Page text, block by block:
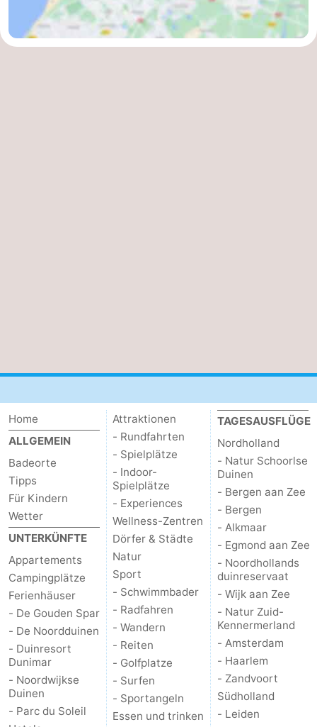
Rockanje
Wetter
Home
ALLGEMEIN
Badeorte
Tipps
Für Kindern
Wetter
UNTERKÜNFTE
Appartements
Campingplätze
Ferienhäuser
- De Gouden Spar
- De Noordduinen
- Duinresort
Dunimar
- Noordwijkse
Duinen
- Parc du Soleil
Attraktionen
- Rundfahrten
- Spielplätze
- Indoor-
Spielplätze
- Experiences
Wellness-Zentren
Dörfer & Städte
Natur
Sport
- Schwimmbader
- Radfahren
- Wandern
- Reiten
- Golfplatze
- Surfen
- Sportangeln
Essen und trinken
TAGESAUSFLÜGE
Nordholland
- Natur Schoorlse
Duinen
- Bergen aan Zee
- Bergen
- Alkmaar
- Egmond aan Zee
- Noordhollands
duinreservaat
- Wijk aan Zee
- Natur Zuid-
Kennermerland
- Amsterdam
- Haarlem
- Zandvoort
Südholland
- Leiden